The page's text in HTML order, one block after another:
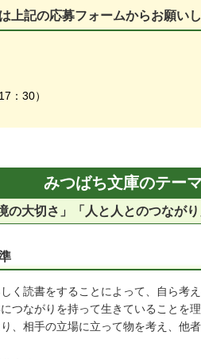
上記の応募フォームからお願いし
：30）
みつばち文庫のテーマ
の大切さ」「人と人とのつながり
く読書をすることによって、自ら考
つながりを持って生きていることを理
、相手の立場に立って物を考え、他